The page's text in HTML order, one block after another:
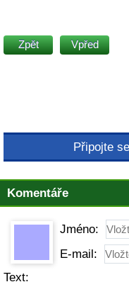
Zpět Vpřed
Připojte
Komentáře
Jméno:
E-mail:
Text: